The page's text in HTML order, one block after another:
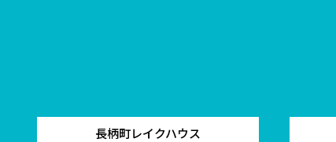
長柄町レイクハウス